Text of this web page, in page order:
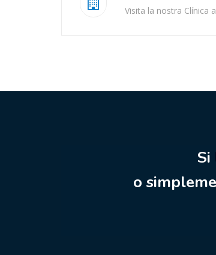
Visita la nostra Clínica
Si
o